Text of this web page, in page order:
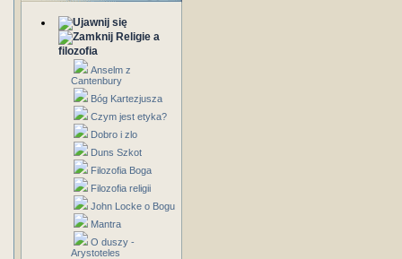
Religie a
filozofia
Anselm z
Cantenbury
Bóg Kartezjusza
Czym jest etyka?
Dobro i zlo
Duns Szkot
Filozofia Boga
Filozofia religii
John Locke o Bogu
Mantra
O duszy -
Arystoteles